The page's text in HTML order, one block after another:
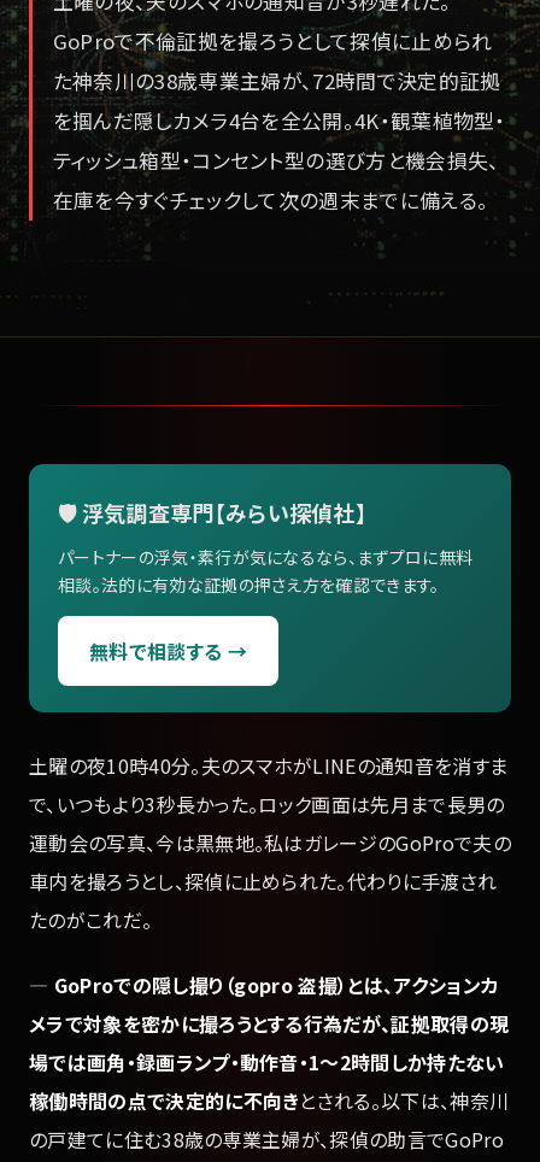
GoProで不倫証拠を撮ろうとして探偵に止められ
た神奈川の38歳専業主婦が、72時間で決定的証拠
を掴んだ隠しカメラ4台を全公開。4K・観葉植物型・
ティッシュ箱型・コンセント型の選び方と機会損失、
在庫を今すぐチェックして次の週末までに備える。
🛡️ 浮気調査専門【みらい探偵社】
パートナーの浮気・素行が気になるなら、まずプロに無料
相談。法的に有効な証拠の押さえ方を確認できます。
無料で相談する →
土曜の夜10時40分。夫のスマホがLINEの通知音を消すま
で、いつもより3秒長かった。ロック画面は先月まで長男の
運動会の写真、今は黒無地。私はガレージのGoProで夫の
車内を撮ろうとし、探偵に止められた。代わりに手渡され
たのがこれだ。
— GoProでの隠し撮り（gopro 盗撮）とは、アクションカ
メラで対象を密かに撮ろうとする行為だが、証拠取得の現
場では画角・録画ランプ・動作音・1〜2時間しか持たない
稼働時間の点で決定的に不向きとされる。以下は、神奈川
の戸建てに住む38歳の専業主婦が、探偵の助言でGoPro